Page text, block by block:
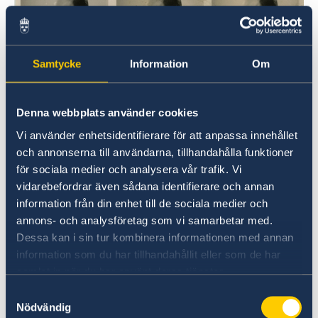
Samtycke Information Om
Denna webbplats använder cookies
Vi använder enhetsidentifierare för att anpassa innehållet
och annonserna till användarna, tillhandahålla funktioner
för sociala medier och analysera vår trafik. Vi
vidarebefordrar även sådana identifierare och annan
information från din enhet till de sociala medier och
annons- och analysföretag som vi samarbetar med.
Dessa kan i sin tur kombinera informationen med annan
information som du har tillhandahållit eller som de har
samlat in när du har använt deras tjänster.
Nödvändig
– 13 Sept): Guest Bahar Pars confirmed for Bern and
Zürich
Bergman portraits (ca. 1936), foto:
http://www.ingmarbergman.se
Ingmar Bergman, a filmmaker who wrote or directed
more than 60 films and 170 theatrical productions, and
authored over a hundred books and articles. Among his
best-known works are the films The Seventh Seal, Wild
Strawberries and Persona, as well as his autobiography